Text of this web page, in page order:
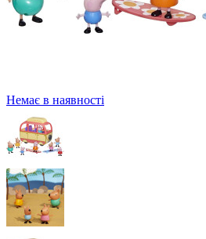
Немає в наявності